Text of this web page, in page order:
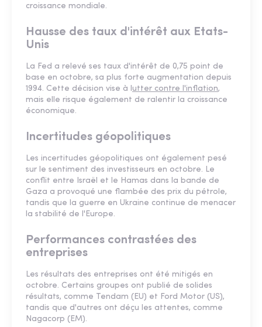
croissance mondiale.
Hausse des taux d'intérêt aux Etats-
Unis
La Fed a relevé ses taux d'intérêt de 0,75 point de
base en octobre, sa plus forte augmentation depuis
1994. Cette décision vise à lutter contre l'inflation,
mais elle risque également de ralentir la croissance
économique.
Incertitudes géopolitiques
Les incertitudes géopolitiques ont également pesé
sur le sentiment des investisseurs en octobre. Le
conflit entre Israël et le Hamas dans la bande de
Gaza a provoqué une flambée des prix du pétrole,
tandis que la guerre en Ukraine continue de menacer
la stabilité de l'Europe.
Performances contrastées des
entreprises
Les résultats des entreprises ont été mitigés en
octobre. Certains groupes ont publié de solides
résultats, comme Tendam (EU) et Ford Motor (US),
tandis que d'autres ont déçu les attentes, comme
Nagacorp (EM).